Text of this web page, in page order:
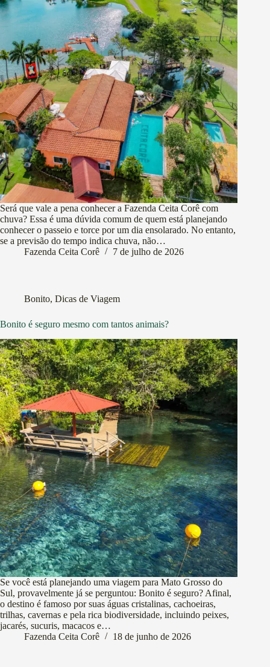
Será que vale a pena conhecer a Fazenda Ceita Corê com
chuva? Essa é uma dúvida comum de quem está planejando
conhecer o passeio e torce por um dia ensolarado. No entanto,
se a previsão do tempo indica chuva, não…
Fazenda Ceita Corê
7 de julho de 2026
Bonito, Dicas de Viagem
Bonito é seguro mesmo com tantos animais?
Se você está planejando uma viagem para Mato Grosso do
Sul, provavelmente já se perguntou: Bonito é seguro? Afinal,
o destino é famoso por suas águas cristalinas, cachoeiras,
trilhas, cavernas e pela rica biodiversidade, incluindo peixes,
jacarés, sucuris, macacos e…
Fazenda Ceita Corê
18 de junho de 2026